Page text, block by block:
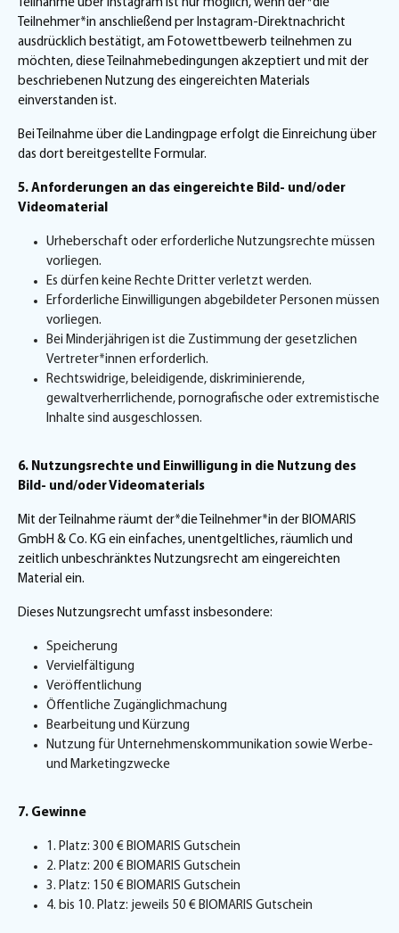
Teilnahme über Instagram ist nur möglich, wenn der*die
Teilnehmer*in anschließend per Instagram-Direktnachricht
ausdrücklich bestätigt, am Fotowettbewerb teilnehmen zu
möchten, diese Teilnahmebedingungen akzeptiert und mit der
beschriebenen Nutzung des eingereichten Materials
einverstanden ist.
Bei Teilnahme über die Landingpage erfolgt die Einreichung über
das dort bereitgestellte Formular.
5. Anforderungen an das eingereichte Bild- und/oder
Videomaterial
Urheberschaft oder erforderliche Nutzungsrechte müssen
vorliegen.
Es dürfen keine Rechte Dritter verletzt werden.
Erforderliche Einwilligungen abgebildeter Personen müssen
vorliegen.
Bei Minderjährigen ist die Zustimmung der gesetzlichen
Vertreter*innen erforderlich.
Rechtswidrige, beleidigende, diskriminierende,
gewaltverherrlichende, pornografische oder extremistische
Inhalte sind ausgeschlossen.
6. Nutzungsrechte und Einwilligung in die Nutzung des
Bild- und/oder Videomaterials
Mit der Teilnahme räumt der*die Teilnehmer*in der BIOMARIS
GmbH & Co. KG ein einfaches, unentgeltliches, räumlich und
zeitlich unbeschränktes Nutzungsrecht am eingereichten
Material ein.
Dieses Nutzungsrecht umfasst insbesondere:
Speicherung
Vervielfältigung
Veröffentlichung
Öffentliche Zugänglichmachung
Bearbeitung und Kürzung
Nutzung für Unternehmenskommunikation sowie Werbe-
und Marketingzwecke
7. Gewinne
1. Platz: 300 € BIOMARIS Gutschein
2. Platz: 200 € BIOMARIS Gutschein
3. Platz: 150 € BIOMARIS Gutschein
4. bis 10. Platz: jeweils 50 € BIOMARIS Gutschein